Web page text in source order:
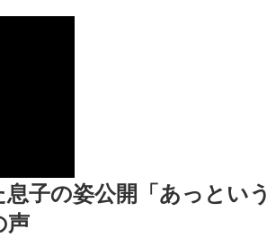
子の姿公開「あっという
声